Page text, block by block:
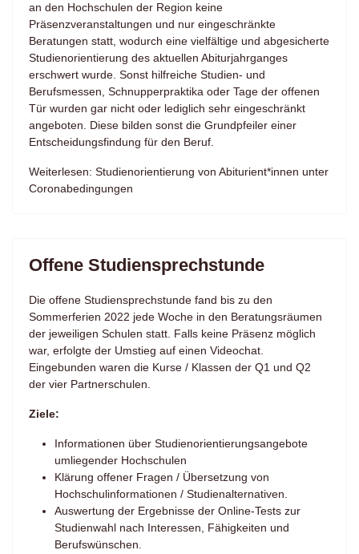
an den Hochschulen der Region keine
Präsenzveranstaltungen und nur eingeschränkte
Beratungen statt, wodurch eine vielfältige und abgesicherte
Studienorientierung des aktuellen Abiturjahrganges
erschwert wurde. Sonst hilfreiche Studien- und
Berufsmessen, Schnupperpraktika oder Tage der offenen
Tür wurden gar nicht oder lediglich sehr eingeschränkt
angeboten. Diese bilden sonst die Grundpfeiler einer
Entscheidungsfindung für den Beruf.
Weiterlesen: Studienorientierung von Abiturient*innen unter
Coronabedingungen
Offene Studiensprechstunde
Die offene Studiensprechstunde fand bis zu den
Sommerferien 2022 jede Woche in den Beratungsräumen
der jeweiligen Schulen statt. Falls keine Präsenz möglich
war, erfolgte der Umstieg auf einen Videochat.
Eingebunden waren die Kurse / Klassen der Q1 und Q2
der vier Partnerschulen.
Ziele:
Informationen über Studienorientierungsangebote
umliegender Hochschulen
Klärung offener Fragen / Übersetzung von
Hochschulinformationen / Studienalternativen.
Auswertung der Ergebnisse der Online-Tests zur
Studienwahl nach Interessen, Fähigkeiten und
Berufswünschen.